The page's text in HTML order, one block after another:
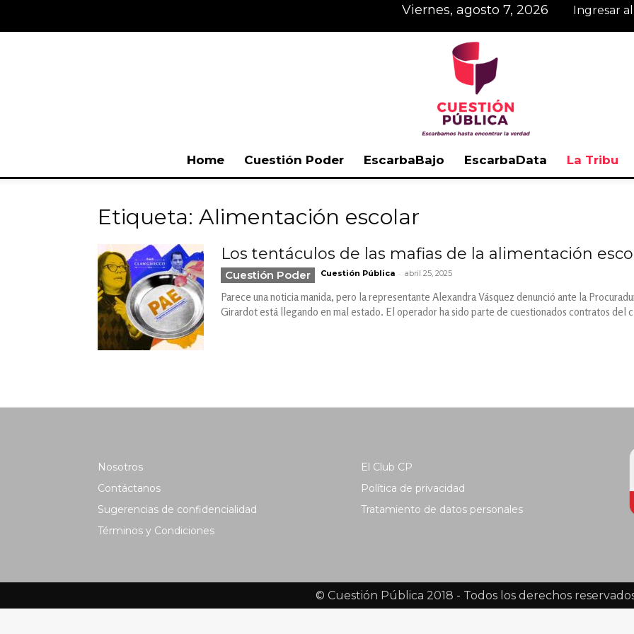
viernes, agosto 7, 2026 Ingresar
Home Cuestión Poder EscarbaBajo EscarbaData La Tribu
Etiqueta: Alimentación escolar
Los tentáculos de las mafias de la alimentación
Cuestión Poder Cuestión Pública - abril 25, 2025
Parece una noticia manida, pero la representante Alexandra Vásquez denunció ante la
Girardot está llegando en mal estado. El operador ha sido parte de cuestionados contratos del
Nosotros
Contáctanos
Sugerencias de confidencialidad
Términos y Condiciones
El Club CP
Política de privacidad
Tratamiento de datos personales
© Cuestión Pública 2018 - Todos los derechos